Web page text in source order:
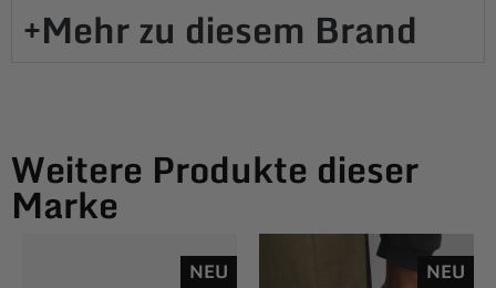
Mehr zu diesem Brand​
Weitere Produkte dieser
Marke
NEU NEU